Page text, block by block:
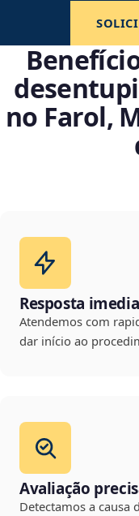
no Farol,
Resposta
Atendemos com
dar início ao
Avaliação
Detectamos a causa